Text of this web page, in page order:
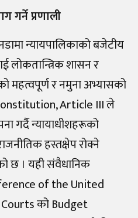
गर्ने प्रणाली
न्यायपालिकाको बजेटीय
लोकतान्त्रिक शासन र
महत्वपूर्ण र नमुना अभ्यासको
Article III ले
गर्दै न्यायाधीशहरूको
हस्तक्षेप रोक्ने
छ । यही संवैधानिक
of the United
को Budget